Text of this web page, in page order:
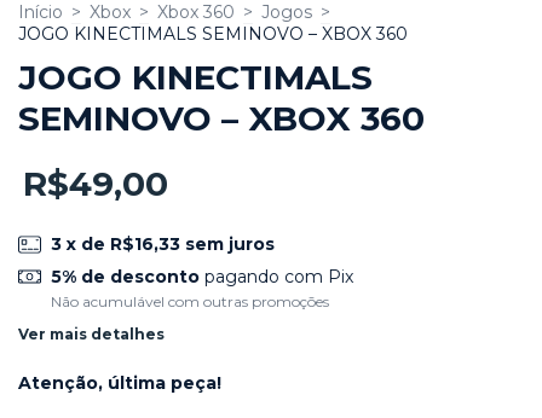
Início > Xbox > Xbox 360 > Jogos >
JOGO KINECTIMALS SEMINOVO – XBOX 360
JOGO KINECTIMALS
SEMINOVO – XBOX 360
R$49,00
3 x de R$16,33 sem juros
5% de descontopagando com Pix
Não acumulável com outras promoções
Ver mais detalhes
Atenção, última peça!